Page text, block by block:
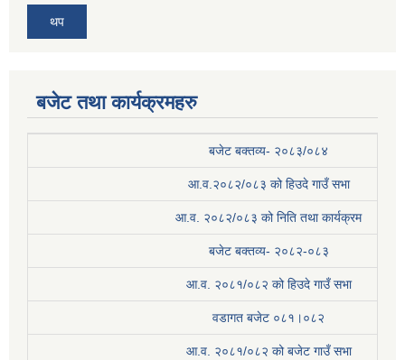
थप
बजेट तथा कार्यक्रमहरु
बजेट बक्तव्य- २०८३/०८४
आ.व.२०८२/०८३ को हिउदे गाउँ सभा
आ.व. २०८२/०८३ को निति तथा कार्यक्रम
बजेट बक्तव्य- २०८२-०८३
आ.व. २०८१/०८२ को हिउदे गाउँ सभा
वडागत बजेट ०८१।०८२
आ.व. २०८१/०८२ को बजेट गाउँ सभा